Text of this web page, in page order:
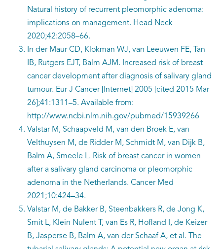
Natural history of recurrent pleomorphic adenoma:
implications on management. Head Neck
2020;42:2058–66.
In der Maur CD, Klokman WJ, van Leeuwen FE, Tan
IB, Rutgers EJT, Balm AJM. Increased risk of breast
cancer development after diagnosis of salivary gland
tumour. Eur J Cancer [Internet] 2005 [cited 2015 Mar
26];41:1311–5. Available from:
http://www.ncbi.nlm.nih.gov/pubmed/15939266
Valstar M, Schaapveld M, van den Broek E, van
Velthuysen M, de Ridder M, Schmidt M, van Dijk B,
Balm A, Smeele L. Risk of breast cancer in women
after a salivary gland carcinoma or pleomorphic
adenoma in the Netherlands. Cancer Med
2021;10:424–34.
Valstar M, de Bakker B, Steenbakkers R, de Jong K,
Smit L, Klein Nulent T, van Es R, Hofland I, de Keizer
B, Jasperse B, Balm A, van der Schaaf A, et al. The